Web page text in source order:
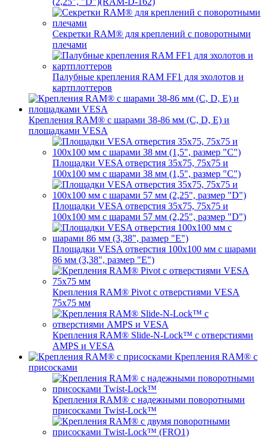
Секретки RAM® для креплений с поворотными
плечами
Палубные крепления RAM FF1 для эхолотов и
картплоттеров
Крепления RAM® с шарами 38-86 мм (C, D, E) и
площадками VESA
Площадки VESA отверстия 35x75, 75x75 и
100x100 мм с шарами 38 мм (1,5", размер "C")
Площадки VESA отверстия 35х75, 75x75 и
100x100 мм с шарами 57 мм (2,25", размер "D")
Площадки VESA отверстия 100x100 мм с шарами
86 мм (3,38", размер "E")
Крепления RAM® Pivot с отверстиями VESA
75x75 мм
Крепления RAM® Slide-N-Lock™ с отверстиями
AMPS и VESA
Крепления RAM® с
присосками
Крепления RAM® с надежными поворотными
присосками Twist-Lock™